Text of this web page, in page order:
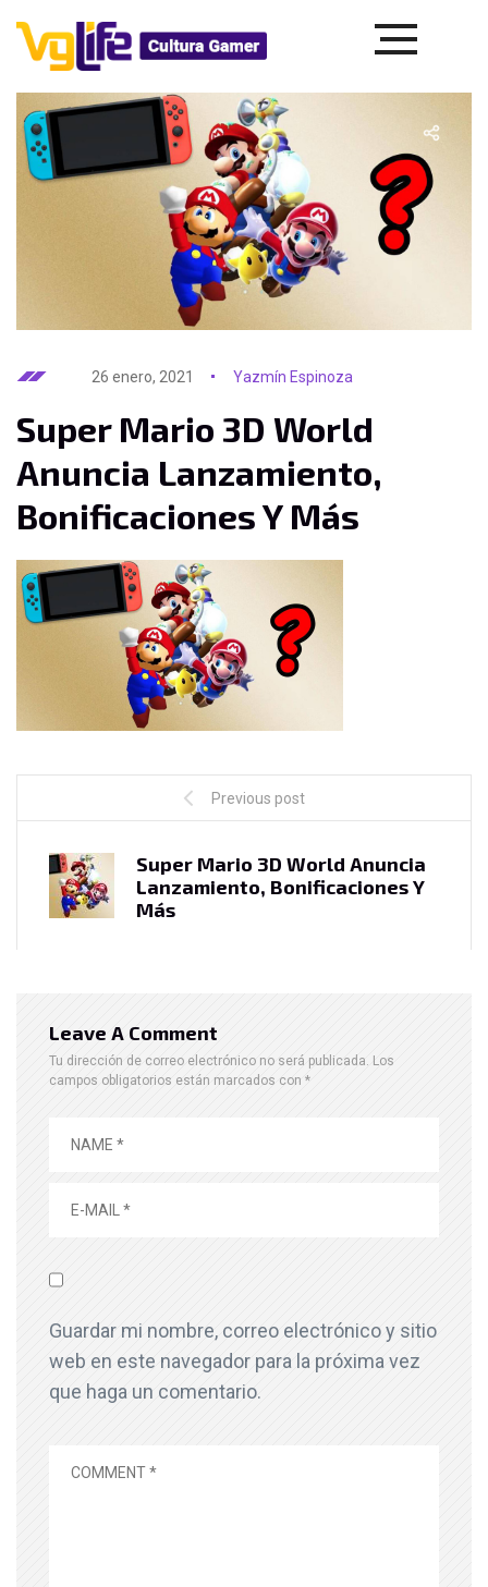
26 enero, 2021 Yazmín Espinoza
Super Mario 3D World
Anuncia Lanzamiento,
Bonificaciones Y Más
Previous post
Super Mario 3D World Anuncia
Lanzamiento, Bonificaciones Y
Más
Leave A Comment
Tu dirección de correo electrónico no será publicada. Los
campos obligatorios están marcados con *
Guardar mi nombre, correo electrónico y sitio
web en este navegador para la próxima vez
que haga un comentario.